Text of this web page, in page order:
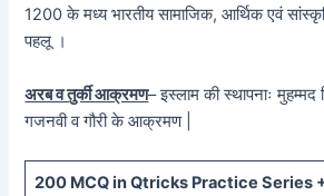
1200 के मध्य भारतीय सामाजिक, आर्थिक एवं
पहलू ।
अरब व तुर्की आक्रमण– इस्लाम की स्थापनाः
गजनवी व गौरी के आक्रमण |
200 MCQ in Qtricks Practice Series